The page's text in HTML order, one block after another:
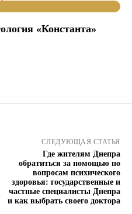
«Константа»
СЛЕДУЮЩАЯ СТАТЬЯ
Где жителям Днепра
обратиться за помощью по
вопросам психического
здоровья: государственные и
частные специалисты Днепра
и как выбрать своего доктора